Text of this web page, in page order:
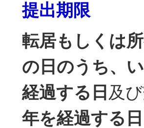
提出期限
転居もしくは
の日のうち、
経過する日 及び
年を経過する日